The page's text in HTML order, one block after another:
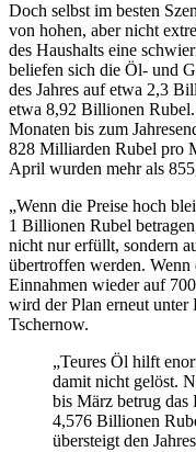
Doch selbst im besten
von hohen, aber nicht
des Haushalts eine
beliefen sich die Öl- und
des Jahres auf etwa 2,3
etwa 8,92 Billionen Rubel.
Monaten bis zum
828 Milliarden Rubel pro
April wurden mehr als
„Wenn die Preise hoch
1 Billionen Rubel
nicht nur erfüllt, sondern
übertroffen werden.
Einnahmen wieder auf
wird der Plan erneut
Tschernow.
„Teures Öl hilft
damit nicht gelöst.
bis März betrug das
4,576 Billionen
übersteigt den